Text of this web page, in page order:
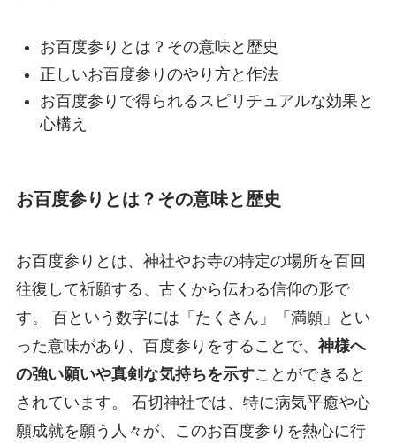
お百度参りとは？その意味と歴史
正しいお百度参りのやり方と作法
お百度参りで得られるスピリチュアルな効果と
心構え
お百度参りとは？その意味と歴史
お百度参りとは、神社やお寺の特定の場所を百回
往復して祈願する、古くから伝わる信仰の形で
す。 百という数字には「たくさん」「満願」とい
った意味があり、百度参りをすることで、 神様へ
の強い願いや真剣な気持ちを示すことができると
されています。 石切神社では、特に病気平癒や心
願成就を願う人々が、このお百度参りを熱心に行